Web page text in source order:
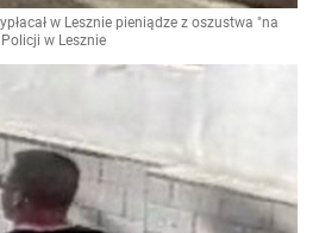
w Lesznie pieniądze z oszustwa "na
w Lesznie